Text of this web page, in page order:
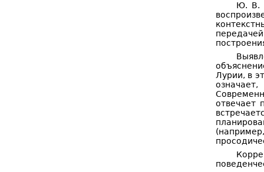
Ю. В.
Лурии, в
отвечает